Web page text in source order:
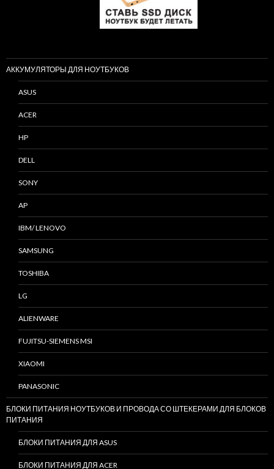
АККУМУЛЯТОРЫ ДЛЯ НОУТБУКОВ
ASUS
ACER
HP
DELL
SONY
AP
IBM/ LENOVO
SAMSUNG
TOSHIBA
LG
ALIENWARE
FUJITSU-SIEMENS MSI
XIAOMI
PANASONIC
БЛОКИ ПИТАНИЯ НОУТБУКОВ И ПРОВОДА СО ШТЕКЕРАМИ ДЛЯ БЛОКОВ
ПИТАНИЯ
БЛОКИ ПИТАНИЯ ДЛЯ ASUS
БЛОКИ ПИТАНИЯ ДЛЯ ACER